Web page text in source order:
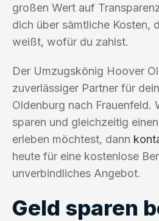
großen Wert auf
dich über sämtliche Kosten,
weißt, wofür du zahlst.
Der Umzugskönig Hoover
zuverlässiger Partner für
Oldenburg nach Frauenfeld.
sparen und gleichzeitig
erleben möchtest, dann
heute für eine kostenlose
unverbindliches Angebot.
Geld sparen